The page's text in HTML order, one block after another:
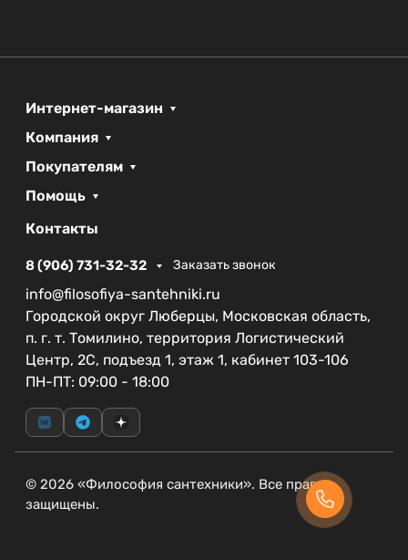
Интернет-магазин
Компания
Покупателям
Помощь
Контакты
8 (906) 731-32-32 Заказать звонок
info@filosofiya-santehniki.ru
Городской округ Люберцы, Московская область,
п. г. т. Томилино, территория Логистический
Центр, 2С, подъезд 1, этаж 1, кабинет 103-106
ПН-ПТ: 09:00 - 18:00
© 2026 «Философия сантехники». Все права
защищены.